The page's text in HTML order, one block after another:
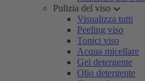
Pulizia del viso
Visualizza tutti
Peeling viso
Tonici viso
Acqua micellare
Gel detergente
Olio detergente